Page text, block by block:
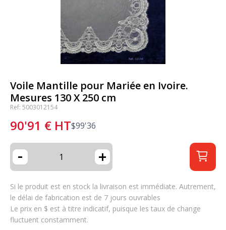
Voile Mantille pour Mariée en Ivoire.
Mesures 130 X 250 cm
Ref: 5003012154
90'91 € HT$99'36
- +
Si le produit est en stock la livraison est immédiate. Autrement,
le délai de fabrication est de 7 jours ouvrables
Le prix en $ est à titre indicatif, puisque les taux de change
fluctuent constamment.